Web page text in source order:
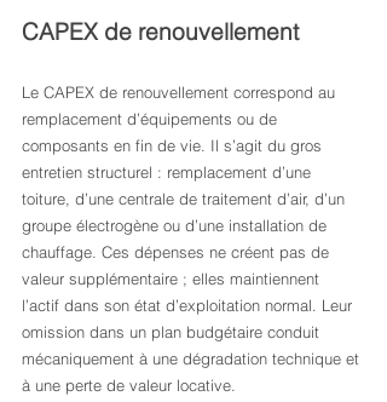
CAPEX de renouvellement
Le CAPEX de renouvellement correspond au
remplacement d’équipements ou de
composants en fin de vie. Il s’agit du gros
entretien structurel : remplacement d’une
toiture, d’une centrale de traitement d’air, d’un
groupe électrogène ou d’une installation de
chauffage. Ces dépenses ne créent pas de
valeur supplémentaire ; elles maintiennent
l’actif dans son état d’exploitation normal. Leur
omission dans un plan budgétaire conduit
mécaniquement à une dégradation technique et
à une perte de valeur locative.